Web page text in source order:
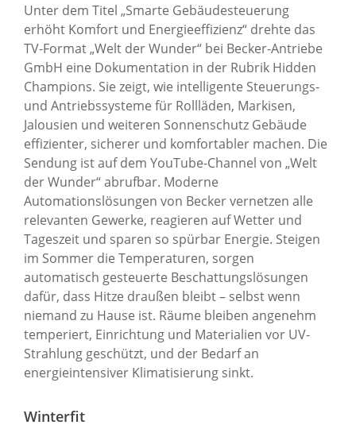
Unter dem Titel „Smarte Gebäudesteuerung
erhöht Komfort und Energieeffizienz“ drehte das
TV-Format „Welt der Wunder“ bei Becker-Antriebe
GmbH eine Dokumentation in der Rubrik Hidden
Champions. Sie zeigt, wie intelligente Steuerungs-
und Antriebssysteme für Rollläden, Markisen,
Jalousien und weiteren Sonnenschutz Gebäude
effizienter, sicherer und komfortabler machen. Die
Sendung ist auf dem YouTube-Channel von „Welt
der Wunder“ abrufbar. Moderne
Automationslösungen von Becker vernetzen alle
relevanten Gewerke, reagieren auf Wetter und
Tageszeit und sparen so spürbar Energie. Steigen
im Sommer die Temperaturen, sorgen
automatisch gesteuerte Beschattungslösungen
dafür, dass Hitze draußen bleibt – selbst wenn
niemand zu Hause ist. Räume bleiben angenehm
temperiert, Einrichtung und Materialien vor UV-
Strahlung geschützt, und der Bedarf an
energieintensiver Klimatisierung sinkt.
Winterfit